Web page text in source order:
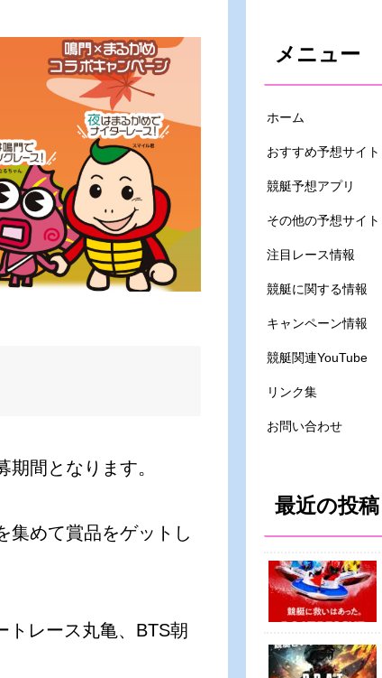
間となります。
集めて賞品をゲットし
トレース丸亀、BTS朝
メニュー
ホーム
おすすめ予想サイト
競艇予想アプリ
その他の予想サイト
注目レース情報
競艇に関する情報
キャンペーン情報
競艇関連YouTube
リンク集
お問い合わせ
最近の投稿